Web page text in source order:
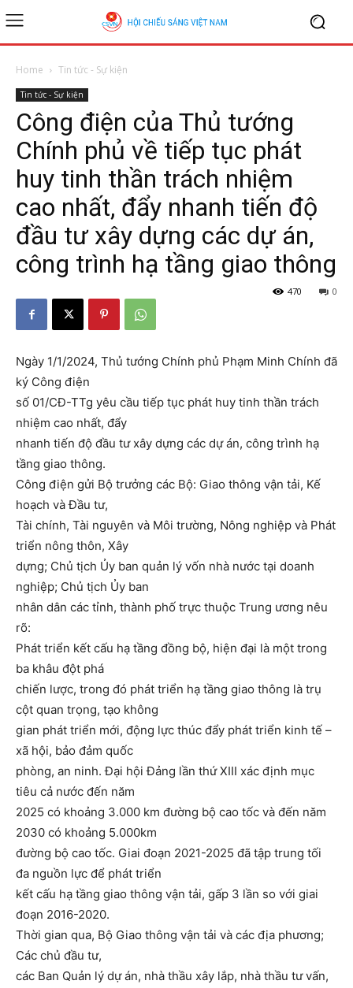
Home Tin tức - Sự kiện
Tin tức - Sự kiện
Công điện của Thủ tướng
Chính phủ về tiếp tục phát
huy tinh thần trách nhiệm
cao nhất, đẩy nhanh tiến độ
đầu tư xây dựng các dự án,
công trình hạ tầng giao thông
0
470
Ngày 1/1/2024, Thủ tướng Chính phủ Phạm Minh Chính đã
ký Công điện
số 01/CĐ-TTg yêu cầu tiếp tục phát huy tinh thần trách
nhiệm cao nhất, đẩy
nhanh tiến độ đầu tư xây dựng các dự án, công trình hạ
tầng giao thông.
Công điện gửi Bộ trưởng các Bộ: Giao thông vận tải, Kế
hoạch và Đầu tư,
Tài chính, Tài nguyên và Môi trường, Nông nghiệp và Phát
triển nông thôn, Xây
dựng; Chủ tịch Ủy ban quản lý vốn nhà nước tại doanh
nghiệp; Chủ tịch Ủy ban
nhân dân các tỉnh, thành phố trực thuộc Trung ương nêu
rõ:
Phát triển kết cấu hạ tầng đồng bộ, hiện đại là một trong
ba khâu đột phá
chiến lược, trong đó phát triển hạ tầng giao thông là trụ
cột quan trọng, tạo không
gian phát triển mới, động lực thúc đẩy phát triển kinh tế –
xã hội, bảo đảm quốc
phòng, an ninh. Đại hội Đảng lần thứ XIII xác định mục
tiêu cả nước đến năm
2025 có khoảng 3.000 km đường bộ cao tốc và đến năm
2030 có khoảng 5.000km
đường bộ cao tốc. Giai đoạn 2021-2025 đã tập trung tối
đa nguồn lực để phát triển
kết cấu hạ tầng giao thông vận tải, gấp 3 lần so với giai
đoạn 2016-2020.
Thời gian qua, Bộ Giao thông vận tải và các địa phương;
Các chủ đầu tư,
các Ban Quản lý dự án, nhà thầu xây lắp, nhà thầu tư vấn,